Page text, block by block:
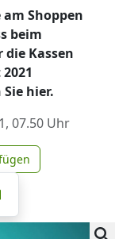
Shoppen
beim
Kassen
hier.
07.50 Uhr
Google
auf Telegram
X